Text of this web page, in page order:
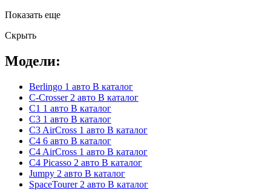
Показать еще
Скрыть
Модели:
Berlingo 1 авто В каталог
C-Crosser 2 авто В каталог
C1 1 авто В каталог
C3 1 авто В каталог
C3 AirCross 1 авто В каталог
C4 6 авто В каталог
C4 AirCross 1 авто В каталог
C4 Picasso 2 авто В каталог
Jumpy 2 авто В каталог
SpaceTourer 2 авто В каталог